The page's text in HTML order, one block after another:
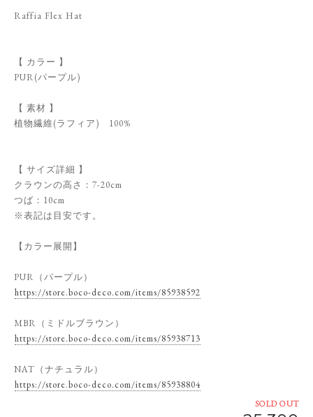
Raffia Flex Hat
【 カラー 】
PUR(パープル)
【 素材 】
植物繊維(ラフィア) 100%
【 サイズ詳細 】
クラウンの高さ：7-20cm
つば：10cm
※表記は目安です。
【カラー展開】
PUR（パープル）
https://store.boco-deco.com/items/85938592
MBR（ミドルブラウン）
https://store.boco-deco.com/items/85938713
NAT（ナチュラル）
https://store.boco-deco.com/items/85938804
SOLD OUT